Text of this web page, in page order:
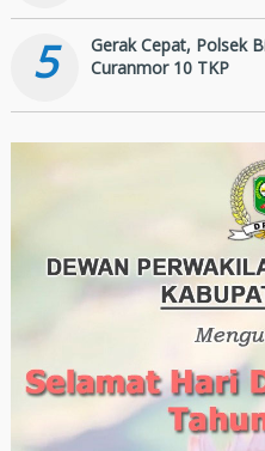
5
Gerak Cepat, Polsek
Curanmor 10 TKP